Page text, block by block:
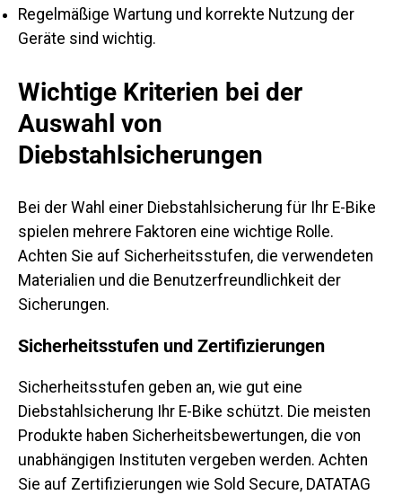
Regelmäßige Wartung und korrekte Nutzung der
Geräte sind wichtig.
Wichtige Kriterien bei der
Auswahl von
Diebstahlsicherungen
Bei der Wahl einer Diebstahlsicherung für Ihr E-Bike
spielen mehrere Faktoren eine wichtige Rolle.
Achten Sie auf Sicherheitsstufen, die verwendeten
Materialien und die Benutzerfreundlichkeit der
Sicherungen.
Sicherheitsstufen und Zertifizierungen
Sicherheitsstufen geben an, wie gut eine
Diebstahlsicherung Ihr E-Bike schützt. Die meisten
Produkte haben Sicherheitsbewertungen, die von
unabhängigen Instituten vergeben werden. Achten
Sie auf Zertifizierungen wie Sold Secure, DATATAG